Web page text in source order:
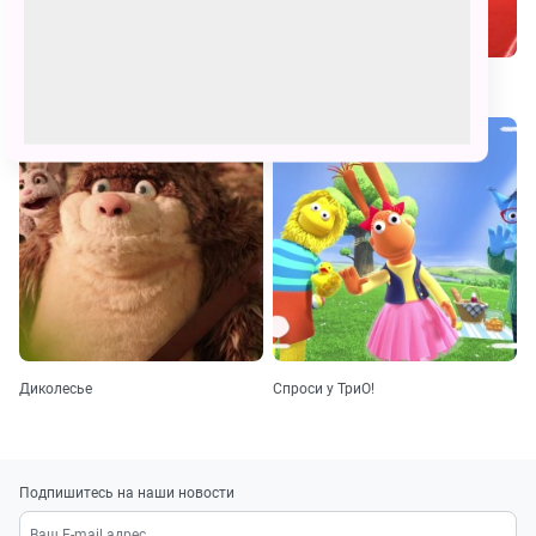
Диколесье Спроси у ТриО!
Подпишитесь на наши новости